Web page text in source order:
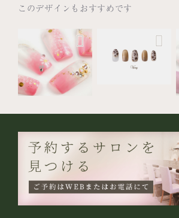
このデザインもおすすめです